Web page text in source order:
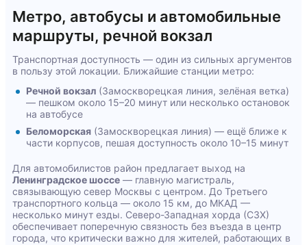
Метро, автобусы и автомобильные
маршруты, речной вокзал
Транспортная доступность — один из сильных аргументов
в пользу этой локации. Ближайшие станции метро:
Речной вокзал (Замоскворецкая линия, зелёная ветка)
— пешком около 15–20 минут или несколько остановок
на автобусе
Беломорская (Замоскворецкая линия) — ещё ближе к
части корпусов, пешая доступность около 10–15 минут
Для автомобилистов район предлагает выход на
Ленинградское шоссе — главную магистраль,
связывающую север Москвы с центром. До Третьего
транспортного кольца — около 15 км, до МКАД —
несколько минут езды. Северо-Западная хорда (СЗХ)
обеспечивает поперечную связность без въезда в центр
города, что критически важно для жителей, работающих в